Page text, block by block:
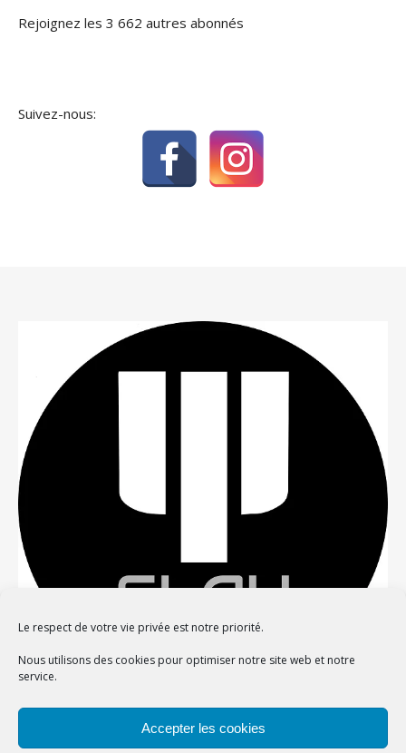
Le respect de votre vie privée est notre priorité.
Nous utilisons des cookies pour optimiser notre site web et notre
service.
Accepter les cookies
Rejoignez les 3 662 autres abonnés
Suivez-nous:
Thème Bard parWP Royal
utiliser ce site Web, vous acceptez leur utilisation.